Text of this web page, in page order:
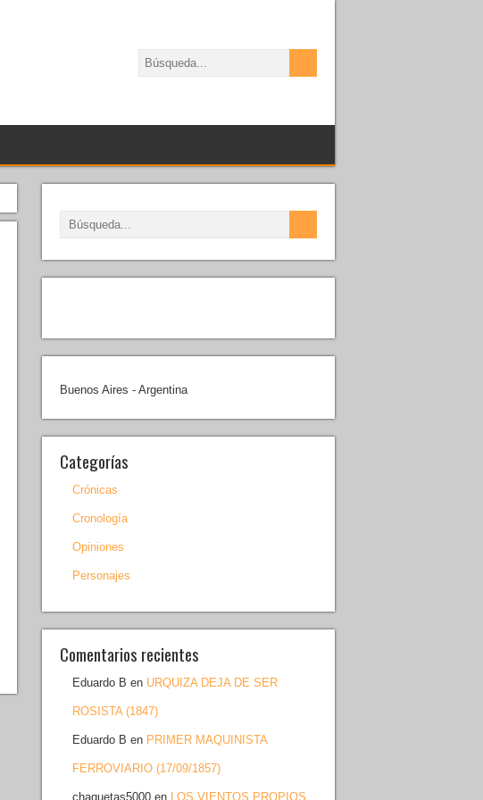
Buenos Aires - Argentina
Categorías
Crónicas
Cronología
Opiniones
Personajes
Comentarios recientes
Eduardo B en URQUIZA DEJA DE SER
ROSISTA (1847)
Eduardo B en PRIMER MAQUINISTA
FERROVIARIO (17/09/1857)
chaquetas5000 en LOS VIENTOS PROPIOS